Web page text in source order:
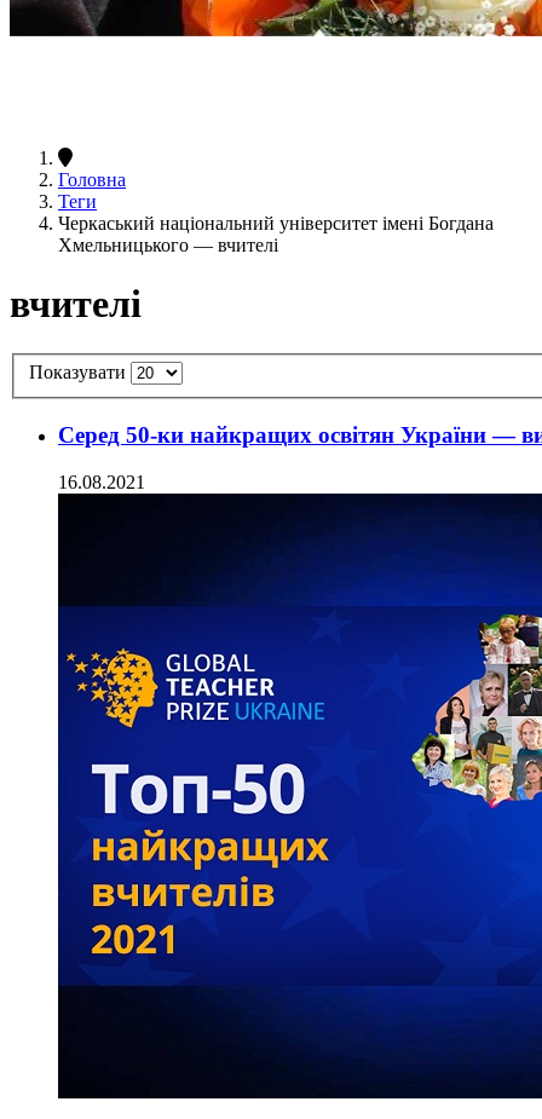
Головна
Теги
Черкаський національний університет імені Богдана
Хмельницького — вчителі
вчителі
Показувати
Серед 50-ки найкращих освітян України —
16.08.2021